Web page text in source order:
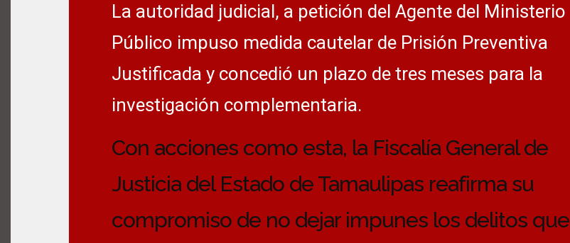
La autoridad judicial, a petición del Agente del Ministerio
Público impuso medida cautelar de Prisión Preventiva
Justificada y concedió un plazo de tres meses para la
investigación complementaria.
Con acciones como esta, la Fiscalía General de
Justicia del Estado de Tamaulipas reafirma su
compromiso de no dejar impunes los delitos que